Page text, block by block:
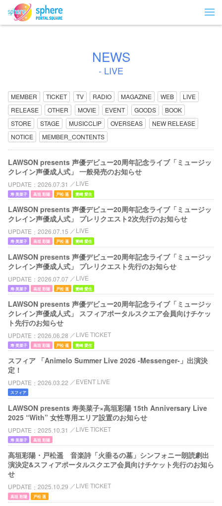
NEWS
- LIVE
MEMBER TICKET TV RADIO MAGAZINE WEB
LIVE
RELEASE
OTHER MOVIE EVENT GOODS
BOOK
STORE
STAGE MUSICCLIP OVERSEAS
NEW RELEASE
NOTICE
MEMBER_CONTENTS
LAWSON presents 声優デビュー20周年記念ライブ「ミュージッ
クレイン声優成人式」 一般発売のお知らせ
UPDATE 2026.07.31 LIVE
寿 美菜子 高垣 彩陽 戸松 遥 豊崎 愛生
LAWSON presents 声優デビュー20周年記念ライブ「ミュージッ
クレイン声優成人式」 プレリクエスト2次先行のお知らせ
UPDATE 2026.07.15 LIVE
寿 美菜子 高垣 彩陽 戸松 遥 豊崎 愛生
LAWSON presents 声優デビュー20周年記念ライブ「ミュージッ
クレイン声優成人式」 プレリクエスト先行のお知らせ
UPDATE 2026.07.07 LIVE
寿 美菜子 高垣 彩陽 戸松 遥 豊崎 愛生
LAWSON presents 声優デビュー20周年記念ライブ「ミュージッ
クレイン声優成人式」 スフィアポータルスクエア会員向けチケッ
ト先行のお知らせ
UPDATE 2026.06.28 LIVE TICKET
寿 美菜子 高垣 彩陽 戸松 遥 豊崎 愛生
スフィア 「Animelo Summer Live 2026 -Messenger-」出演決
定！
UPDATE 2026.03.22 EVENT LIVE
スフィア
LAWSON presents 寿美菜子×高垣彩陽 15th Anniversary Live
2025 “With” 女性専用エリア設置のお知らせ
UPDATE 2025.10.31 LIVE TICKET
寿 美菜子 高垣 彩陽
高垣彩陽・戸松遥 音楽詩「火垂るの墓」シンフォニー朗読劇出
演決定&スフィアポータルスクエア会員向けチケット先行のお知ら
せ
UPDATE 2025.10.29 LIVE TICKET
高垣 彩陽 戸松 遥